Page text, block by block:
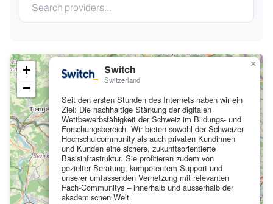
Switch
Switzerland
Seit den ersten Stunden des Internets haben wir ein
Ziel: Die nachhaltige Stärkung der digitalen
Wettbewerbsfähigkeit der Schweiz im Bildungs- und
Forschungsbereich. Wir bieten sowohl der Schweizer
Hochschulcommunity als auch privaten Kundinnen
und Kunden eine sichere, zukunftsorientierte
Basisinfrastruktur. Sie profitieren zudem von
gezielter Beratung, kompetentem Support und
unserer umfassenden Vernetzung mit relevanten
Fach-Communitys – innerhalb und ausserhalb der
akademischen Welt.
×
+
−